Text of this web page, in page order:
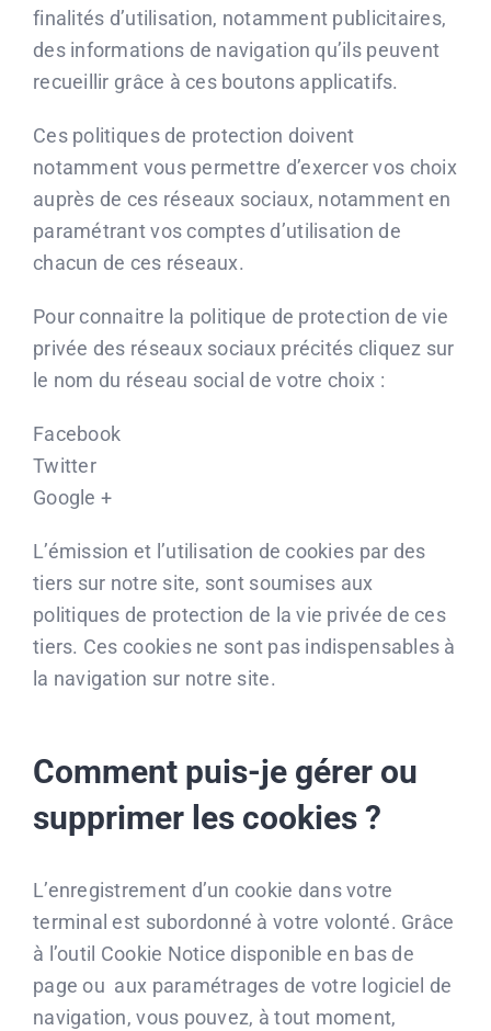
finalités d’utilisation, notamment publicitaires,
des informations de navigation qu’ils peuvent
recueillir grâce à ces boutons applicatifs.
Ces politiques de protection doivent
notamment vous permettre d’exercer vos choix
auprès de ces réseaux sociaux, notamment en
paramétrant vos comptes d’utilisation de
chacun de ces réseaux.
Pour connaitre la politique de protection de vie
privée des réseaux sociaux précités cliquez sur
le nom du réseau social de votre choix :
Facebook
Twitter
Google +
L’émission et l’utilisation de cookies par des
tiers sur notre site, sont soumises aux
politiques de protection de la vie privée de ces
tiers. Ces cookies ne sont pas indispensables à
la navigation sur notre site.
Comment puis-je gérer ou
supprimer les cookies ?
L’enregistrement d’un cookie dans votre
terminal est subordonné à votre volonté. Grâce
à l’outil Cookie Notice disponible en bas de
page ou aux paramétrages de votre logiciel de
navigation, vous pouvez, à tout moment,